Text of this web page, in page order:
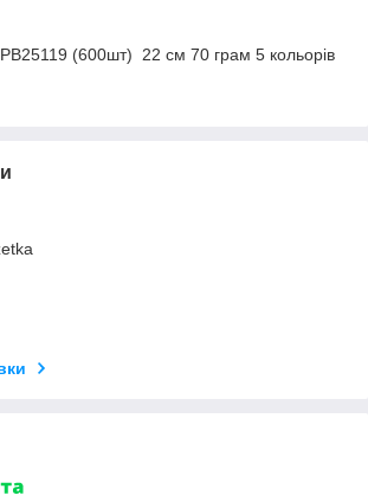
(600шт) 22 см 70 грам 5 кольорів